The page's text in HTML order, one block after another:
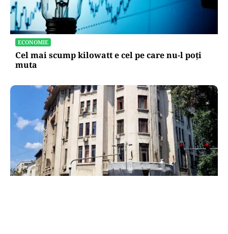
ECONOMIE
Cel mai scump kilowatt e cel pe care nu-l poți
muta